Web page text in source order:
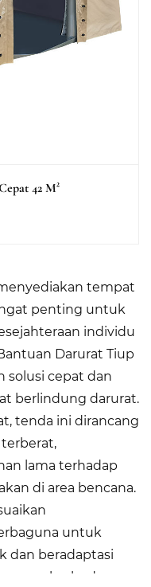
42 M²
tempat
penting untuk
individu
Darurat Tiup
solusi cepat dan
berlindung darurat.
tenda ini dirancang
lama terhadap
di area bencana.
untuk
dan beradaptasi
yang berbeda.